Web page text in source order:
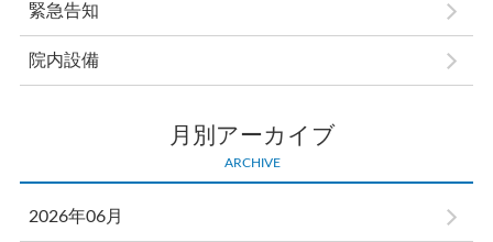
緊急告知
院内設備
月別アーカイブ
ARCHIVE
2026年06月